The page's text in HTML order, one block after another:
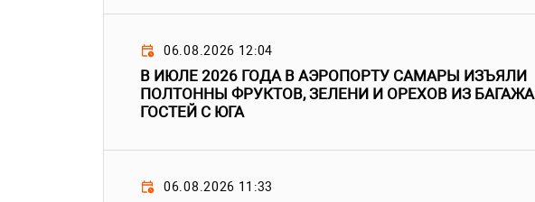
06.08.2026 12:04
В ИЮЛЕ 2026 ГОДА В АЭРОПОРТУ САМАРЫ ИЗЪЯЛИ
ПОЛТОННЫ ФРУКТОВ, ЗЕЛЕНИ И ОРЕХОВ ИЗ БАГАЖА
ГОСТЕЙ С ЮГА
06.08.2026 11:33